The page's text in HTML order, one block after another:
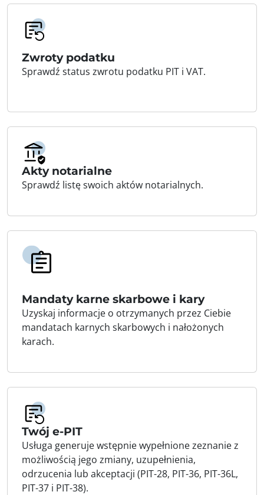
Zwroty podatku
Sprawdź status zwrotu podatku PIT i VAT.
Akty notarialne
Sprawdź listę swoich aktów notarialnych.
Mandaty karne skarbowe i kary
Uzyskaj informacje o otrzymanych przez Ciebie
mandatach karnych skarbowych i nałożonych
karach.
Twój e-PIT
Usługa generuje wstępnie wypełnione zeznanie z
możliwością jego zmiany, uzupełnienia,
odrzucenia lub akceptacji (PIT-28, PIT-36, PIT-36L,
PIT-37 i PIT-38).